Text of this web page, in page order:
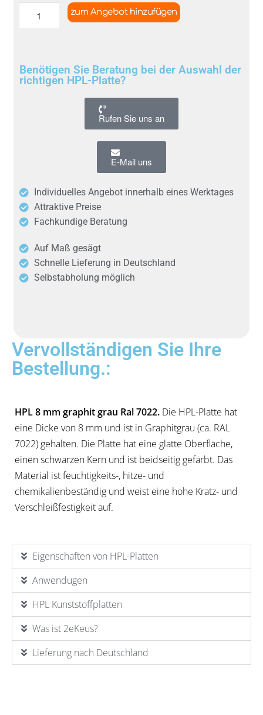
zum Angebot hinzufügen
Benötigen Sie Beratung bei der Auswahl der
richtigen HPL-Platte?
Rufen Sie uns an
E-Mail uns
Individuelles Angebot innerhalb eines Werktages
Attraktive Preise
Fachkundige Beratung
Auf Maß gesägt
Schnelle Lieferung in Deutschland
Selbstabholung möglich
Vervollständigen Sie Ihre
Bestellung.:
HPL 8 mm graphit grau Ral 7022. Die HPL-Platte hat
eine Dicke von 8 mm und ist in Graphitgrau (ca. RAL
7022) gehalten. Die Platte hat eine glatte Oberfläche,
einen schwarzen Kern und ist beidseitig gefärbt. Das
Material ist feuchtigkeits-, hitze- und
chemikalienbeständig und weist eine hohe Kratz- und
Verschleißfestigkeit auf.
Eigenschaften von HPL-Platten
Anwendugen
HPL Kunststoffplatten
Was ist 2eKeus?
Lieferung nach Deutschland